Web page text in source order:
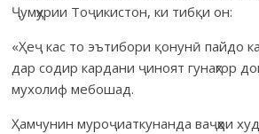
Ҷумҳурии Тоҷикистон, ки тибқи он:
«Ҳеҷ кас то эътибори қонунӣ пайдо
дар содир кардани ҷиноят гунаҳгор
мухолиф мебошад.
Ҳамчунин муроҷиаткунанда ваҷҳҳои